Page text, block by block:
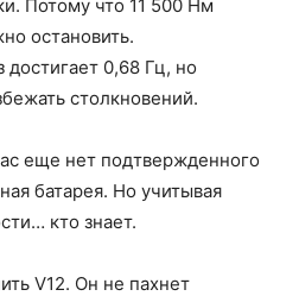
Потому что 11 500 Нм
остановить.
0,68 Гц, но
столкновений.
еще нет подтвержденного
батарея. Но учитывая
кто знает.
V12. Он не пахнет